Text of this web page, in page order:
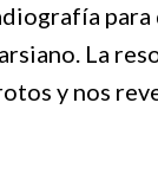
La
y nos